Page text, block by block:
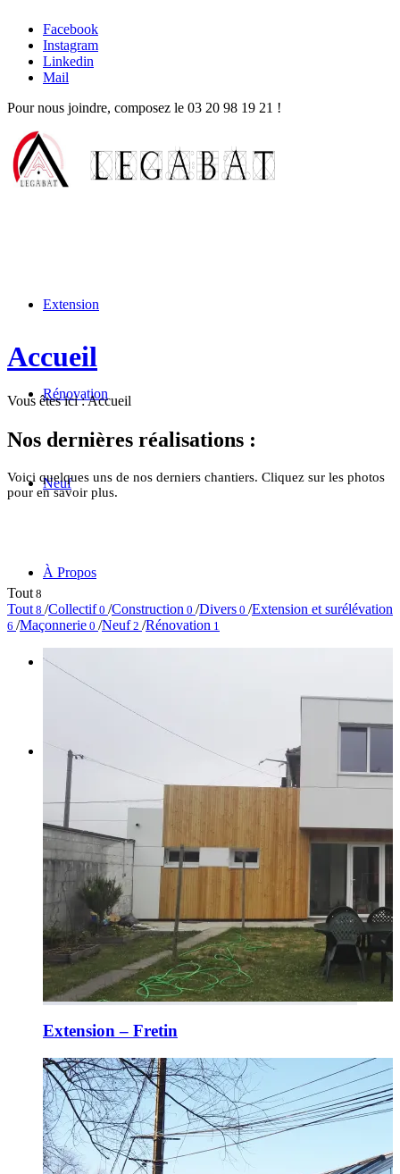
Facebook
Instagram
Linkedin
Mail
Pour nous joindre, composez le 03 20 98 19 21 !
Extension
Rénovation
Neuf
À Propos
Contact
Rechercher
Accueil
Vous êtes ici :Accueil
Nos dernières réalisations :
Voici quelques uns de nos derniers chantiers. Cliquez sur les photos
pour en savoir plus.
Tout 8
Tout 8 /Collectif0 /Construction 0 /Divers 0 /Extension et surélévation
6 /Maçonnerie 0 /Neuf2 /Rénovation 1
Extension – Fretin